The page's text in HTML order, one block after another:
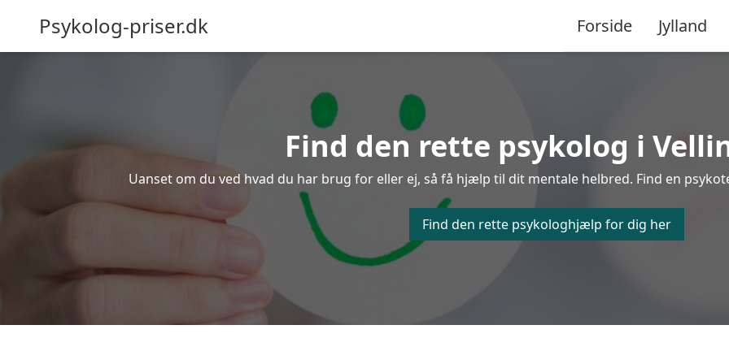
Psykolog-priser.dk Forside Jylland
Find den rette psykolog i
Uanset om du ved hvad du har brug for eller ej, så få hjælp til dit mentale helbred. Find en
Find den rette psykologhjælp for dig her